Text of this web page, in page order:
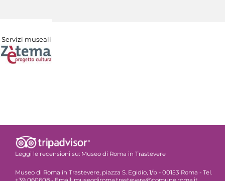
Servizi museali
Leggi le recensioni su: Museo di Roma in Trastevere
Museo di Roma in Trastevere, piazza S. Egidio, 1/b - 00153 Roma - Tel.